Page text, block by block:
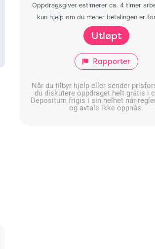
Oppdragsgiver estimerer ca. 4 timer
kun hjelp om du mener betalingen er
Utløpt
Rapporter
Når du tilbyr hjelp eller sender
du diskutere oppdraget helt gratis i
Depositum frigis i sin helhet når
og avtale ikke oppnås.